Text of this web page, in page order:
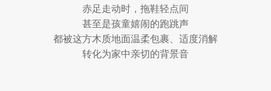
赤足走动时，拖鞋轻点间
甚至是孩童嬉闹的跑跳声
都被这方木质地面温柔包裹、适度消解
转化为家中亲切的背景音